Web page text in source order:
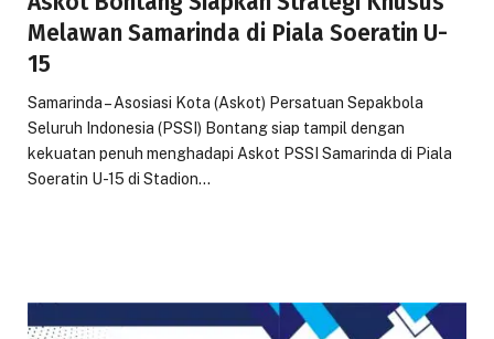
Melawan Samarinda di Piala Soeratin U-
15
Samarinda – Asosiasi Kota (Askot) Persatuan Sepakbola
Seluruh Indonesia (PSSI) Bontang siap tampil dengan
kekuatan penuh menghadapi Askot PSSI Samarinda di Piala
Soeratin U-15 di Stadion…